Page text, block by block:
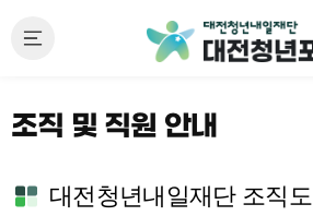
조직 및 직원 안내
대전청년내일재단 조직도